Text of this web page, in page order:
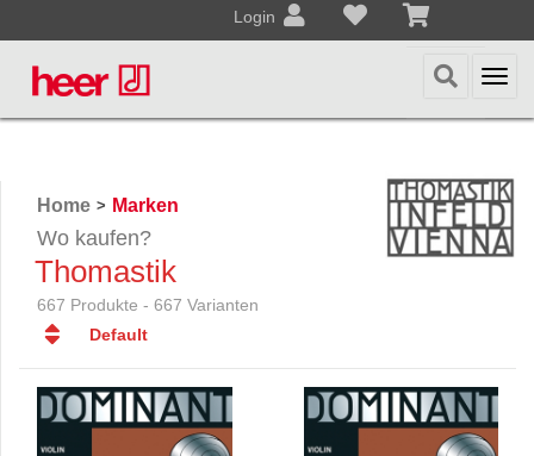
Login
Home > Marken
Wo kaufen?
Thomastik
667 Produkte - 667 Varianten
Default
Default
Datum
Datum